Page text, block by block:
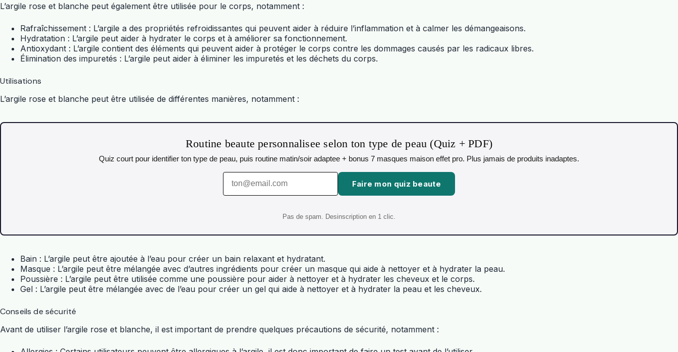
L’argile rose et blanche peut également être utilisée pour le corps, notamment :
Rafraîchissement : L’argile a des propriétés refroidissantes qui peuvent aider à réduire l’inflammation et à calmer les démangeaisons.
Hydratation : L’argile peut aider à hydrater le corps et à améliorer sa fonctionnement.
Antioxydant : L’argile contient des éléments qui peuvent aider à protéger le corps contre les dommages causés par les radicaux libres.
Élimination des impuretés : L’argile peut aider à éliminer les impuretés et les déchets du corps.
Utilisations
L’argile rose et blanche peut être utilisée de différentes manières, notamment :
Routine beaute personnalisee selon ton type de peau (Quiz + PDF)
Quiz court pour identifier ton type de peau, puis routine matin/soir adaptee + bonus 7 masques maison effet pro. Plus jamais de produits inadaptes.
Faire mon quiz beaute
Pas de spam. Desinscription en 1 clic.
Bain : L’argile peut être ajoutée à l’eau pour créer un bain relaxant et hydratant.
Masque : L’argile peut être mélangée avec d’autres ingrédients pour créer un masque qui aide à nettoyer et à hydrater la peau.
Poussière : L’argile peut être utilisée comme une poussière pour aider à nettoyer et à hydrater les cheveux et le corps.
Gel : L’argile peut être mélangée avec de l’eau pour créer un gel qui aide à nettoyer et à hydrater la peau et les cheveux.
Conseils de sécurité
Avant de utiliser l’argile rose et blanche, il est important de prendre quelques précautions de sécurité, notamment :